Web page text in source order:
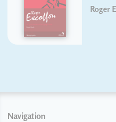
Roger Excoffon
Navigation